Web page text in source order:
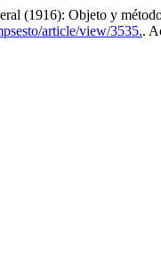
(1916): Objeto y
article/view/3535..